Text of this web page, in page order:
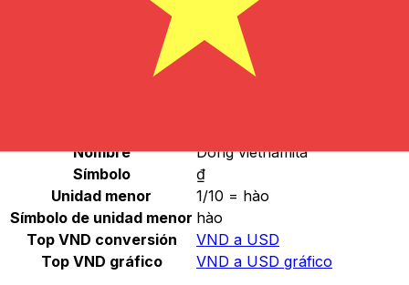
Seleccione una divisa
Continuar
Nombre
Dong vietnamita
Símbolo
₫
Unidad menor
1/10 = hào
Símbolo de unidad menor hào
Top VND conversión
VND a USD
Top VND gráfico
VND a USD gráfico